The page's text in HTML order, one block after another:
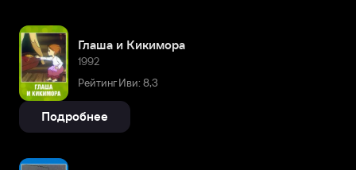
Глаша и Кикимора
1992
Рейтинг Иви: 8,3
Подробнее